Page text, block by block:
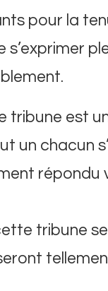
pour la
tribune est
un chacun
répondu
tribune